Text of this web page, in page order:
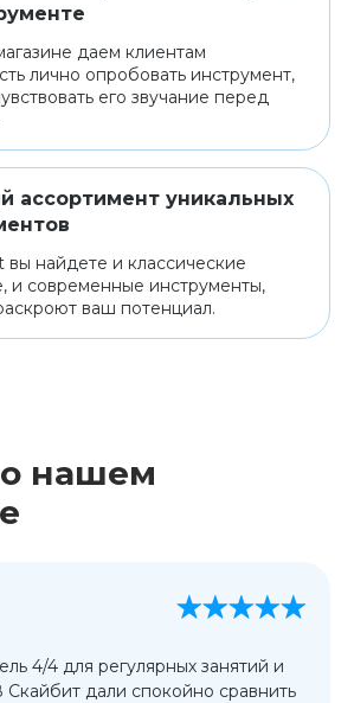
даем клиентам
лично опробовать инструмент,
его звучание перед
ассортимент уникальных
вы найдете и классические
и современные инструменты,
ваш потенциал.
нашем
4/4 для регулярных занятий и
Скайбит дали спокойно сравнить